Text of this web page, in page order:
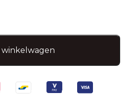
winkelwagen